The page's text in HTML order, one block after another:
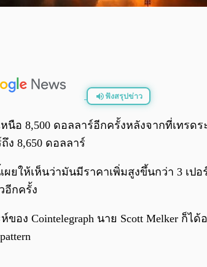
ฟังสรุปข่าว
หนือ 8,500 ดอลลาร์อีกครั้งหลังจากที่เทร
ง 8,650 ดอลลาร์
ผยให้เห็นว่ามันมีราคาเพิ่มสูงขึ้นกว่า 3 เ
อีกครั้ง
อง Cointelegraph นาย Scott Melker ก็ไ